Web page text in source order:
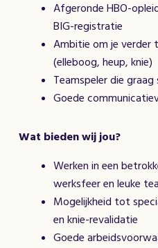
Afgeronde HBO-
BIG-registratie
Ambitie om je verder
(elleboog, heup, knie)
Teamspeler die
Goede
Wat bieden wij jou?
Werken in een
werksfeer en leuke
Mogelijkheid tot
en knie-revalidatie
Goede